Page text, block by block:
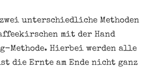
unterschiedliche Methoden
mit der Hand
Methode. Hierbei werden alle
die Ernte am Ende nicht ganz